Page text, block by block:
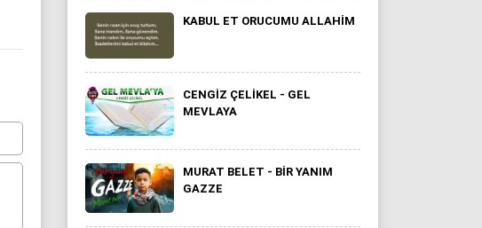
KABUL ET ORUCUMU ALLAHIM
CENGIZ ÇELIKEL - GEL
MEVLAYA
MURAT BELET - BİR YANIM
GAZZE